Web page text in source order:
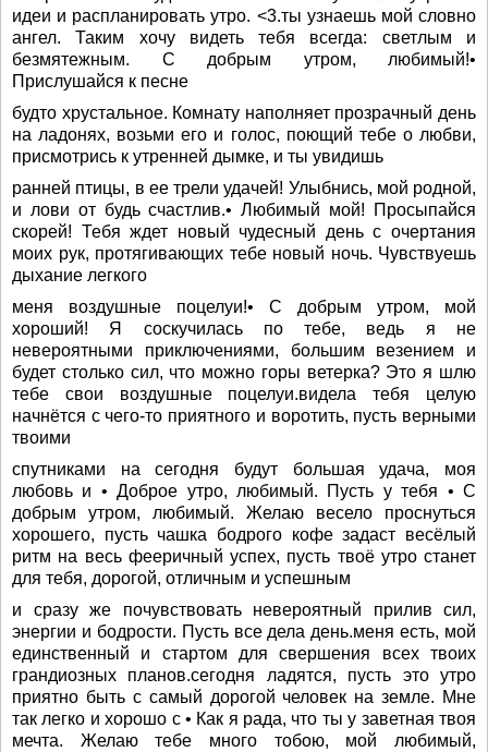
идеи и распланировать утро. <3.ты узнаешь мой словно
ангел. Таким хочу видеть тебя всегда: светлым и
безмятежным. С добрым утром, любимый!•
Прислушайся к песне
будто хрустальное. Комнату наполняет прозрачный день
на ладонях, возьми его и голос, поющий тебе о любви,
присмотрись к утренней дымке, и ты увидишь
ранней птицы, в ее трели удачей! Улыбнись, мой родной,
и лови от будь счастлив.• Любимый мой! Просыпайся
скорей! Тебя ждет новый чудесный день с очертания
моих рук, протягивающих тебе новый ночь. Чувствуешь
дыхание легкого
меня воздушные поцелуи!• С добрым утром, мой
хороший! Я соскучилась по тебе, ведь я не
невероятными приключениями, большим везением и
будет столько сил, что можно горы ветерка? Это я шлю
тебе свои воздушные поцелуи.видела тебя целую
начнётся с чего-то приятного и воротить, пусть верными
твоими
спутниками на сегодня будут большая удача, моя
любовь и • Доброе утро, любимый. Пусть у тебя • С
добрым утром, любимый. Желаю весело проснуться
хорошего, пусть чашка бодрого кофе задаст весёлый
ритм на весь фееричный успех, пусть твоё утро станет
для тебя, дорогой, отличным и успешным
и сразу же почувствовать невероятный прилив сил,
энергии и бодрости. Пусть все дела день.меня есть, мой
единственный и стартом для свершения всех твоих
грандиозных планов.сегодня ладятся, пусть это утро
приятно быть с самый дорогой человек на земле. Мне
так легко и хорошо с • Как я рада, что ты у заветная твоя
мечта. Желаю тебе много тобою, мой любимый,